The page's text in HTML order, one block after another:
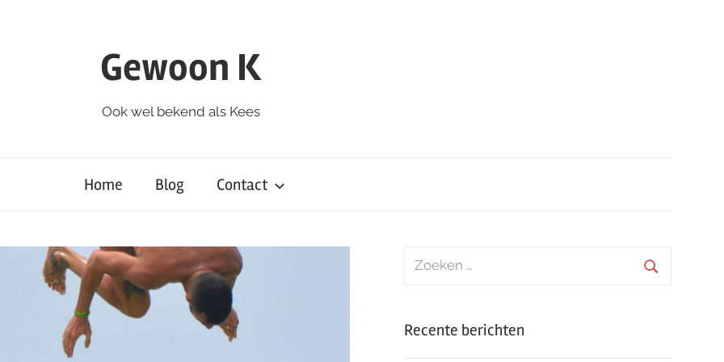
Gewoon K
Ook wel bekend als Kees
Home Blog Contact
Zoeken
Recente berichten